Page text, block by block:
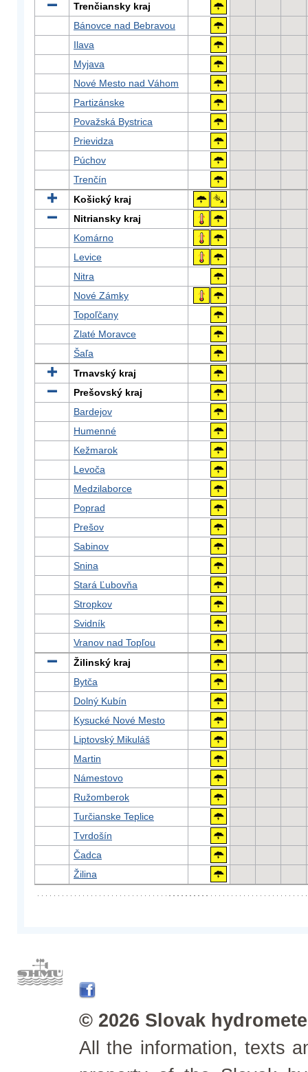
Trenčiansky kraj
Bánovce nad Bebravou
Ilava
Myjava
Nové Mesto nad Váhom
Partizánske
Považská Bystrica
Prievidza
Púchov
Trenčín
Košický kraj
Nitriansky kraj
Komárno
Levice
Nitra
Nové Zámky
Topoľčany
Zlaté Moravce
Šaľa
Trnavský kraj
Prešovský kraj
Bardejov
Humenné
Kežmarok
Levoča
Medzilaborce
Poprad
Prešov
Sabinov
Snina
Stará Ľubovňa
Stropkov
Svidník
Vranov nad Topľou
Žilinský kraj
Bytča
Dolný Kubín
Kysucké Nové Mesto
Liptovský Mikuláš
Martin
Námestovo
Ružomberok
Turčianske Teplice
Tvrdošín
Čadca
Žilina
© 2026 Slovak
All the information, texts